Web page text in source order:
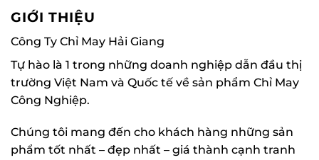
GIỚI THIỆU
Công Ty Chỉ May Hải Giang
Tự hào là 1 trong những doanh nghiệp dẫn đầu thị
trường Việt Nam và Quốc tế về sản phẩm Chỉ May
Công Nghiệp.
Chúng tôi mang đến cho khách hàng những sản
phẩm tốt nhất – đẹp nhất – giá thành cạnh tranh